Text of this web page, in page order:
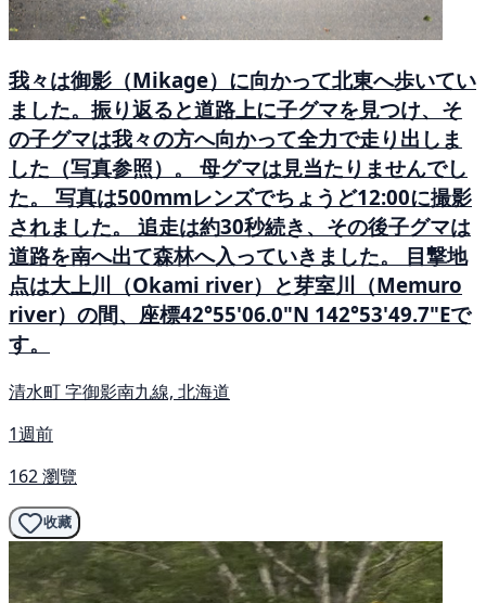
我々は御影（Mikage）に向かって北東へ歩いてい
ました。振り返ると道路上に子グマを見つけ、そ
の子グマは我々の方へ向かって全力で走り出しま
した（写真参照）。 母グマは見当たりませんでし
た。 写真は500mmレンズでちょうど12:00に撮影
されました。 追走は約30秒続き、その後子グマは
道路を南へ出て森林へ入っていきました。 目撃地
点は大上川（Okami river）と芽室川（Memuro
river）の間、座標42°55'06.0"N 142°53'49.7"Eで
す。
清水町 字御影南九線, 北海道
1週前
162 瀏覽
收藏